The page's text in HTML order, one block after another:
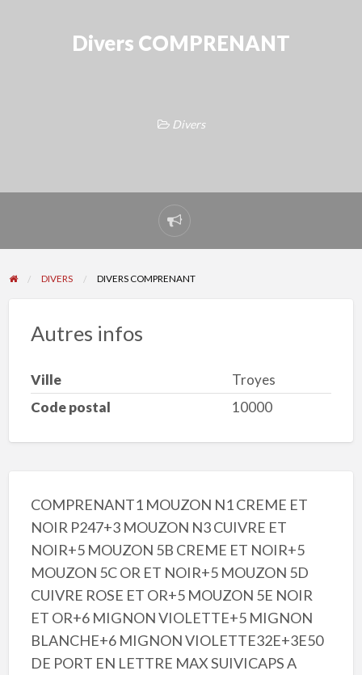
Divers COMPRENANT
Divers
Signaler
un
problème
DIVERS DIVERS COMPRENANT
Autres infos
Ville
Troyes
Code postal
10000
COMPRENANT1 MOUZON N1 CREME ET
NOIR P247+3 MOUZON N3 CUIVRE ET
NOIR+5 MOUZON 5B CREME ET NOIR+5
MOUZON 5C OR ET NOIR+5 MOUZON 5D
CUIVRE ROSE ET OR+5 MOUZON 5E NOIR
ET OR+6 MIGNON VIOLETTE+5 MIGNON
BLANCHE+6 MIGNON VIOLETTE32E+3E50
DE PORT EN LETTRE MAX SUIVICAPS A